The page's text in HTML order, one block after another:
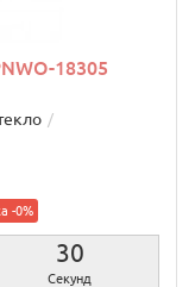
18305
-0%
29
Секунд